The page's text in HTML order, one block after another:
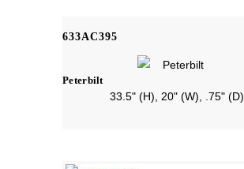
633AC395
Peterbilt
33.5" (H), 20" (W), .75" (D)